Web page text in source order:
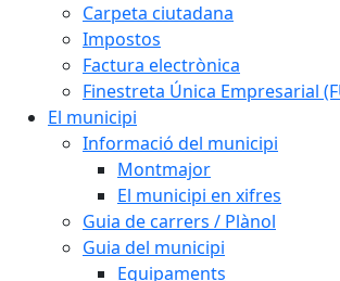
Carpeta ciutadana
Impostos
Factura electrònica
Finestreta Única Empresarial
El municipi
Informació del municipi
Montmajor
El municipi en xifres
Guia de carrers / Plànol
Guia del municipi
Equipaments